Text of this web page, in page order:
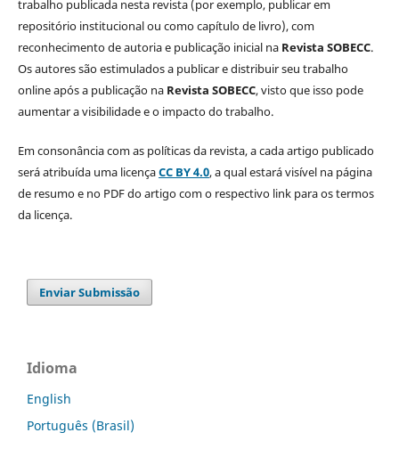
trabalho publicada nesta revista (por exemplo, publicar em
repositório institucional ou como capítulo de livro), com
reconhecimento de autoria e publicação inicial na Revista SOBECC.
Os autores são estimulados a publicar e distribuir seu trabalho
online após a publicação na Revista SOBECC, visto que isso pode
aumentar a visibilidade e o impacto do trabalho.
Em consonância com as políticas da revista, a cada artigo publicado
será atribuída uma licençaCC BY 4.0, a qual estará visível na página
de resumo e no PDF do artigo com o respectivo link para os termos
da licença.
Enviar Submissão
Idioma
English
Português (Brasil)